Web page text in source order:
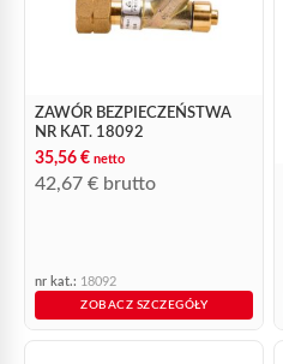
ZAWÓR BEZPIECZEŃSTWA
NR KAT. 18092
35,56 € netto
42,67 € brutto
nr kat.: 18092
ZOBACZ SZCZEGÓŁY